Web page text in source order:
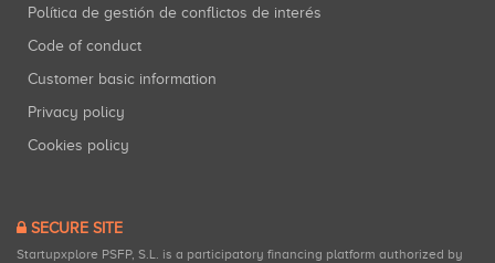
Política de gestión de conflictos de interés
Code of conduct
Customer basic information
Privacy policy
Cookies policy
SECURE SITE
Startupxplore PSFP, S.L. is a participatory financing platform authorized by